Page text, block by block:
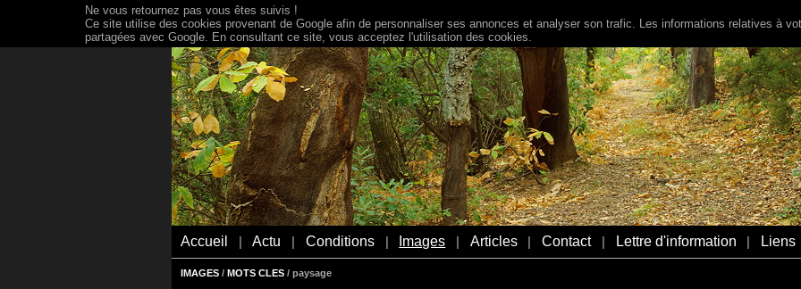
Accueil Actu Conditions Images Articles Contact Lettre d'information Liens
IMAGES / MOTS CLES / paysage
Ne vous retournez pas vous êtes suivis !
Ce site utilise des cookies provenant de Google afin de personnaliser ses annonces et analyser son trafic. Les informations relatives à
partagées avec Google. En consultant ce site, vous acceptez l'utilisation des cookies.